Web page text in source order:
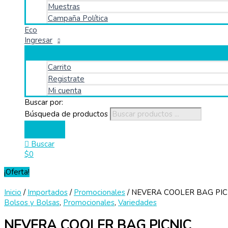
Muestras
Campaña Política
Eco
Ingresar
Carrito
Registrate
Mi cuenta
Buscar por:
Búsqueda de productos
Buscar
$0
¡Oferta!
Inicio / Importados/ Promocionales/ NEVERA COOLER BAG
Bolsos y Bolsas, Promocionales, Variedades